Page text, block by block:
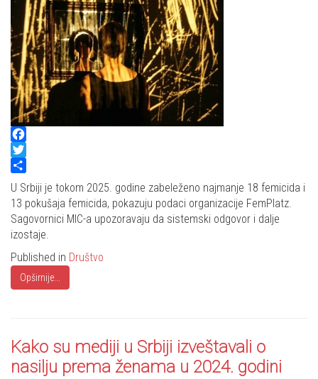
Facebook
Twitter
Share
U Srbiji je tokom 2025. godine zabeleženo najmanje 18 femicida i
13 pokušaja femicida, pokazuju podaci organizacije FemPlatz.
Sagovornici MIC-a upozoravaju da sistemski odgovor i dalje
izostaje.
Published in Društvo
Opširnije...
Kako su mediji u Srbiji izveštavali o
nasilju prema ženama u 2024. godini